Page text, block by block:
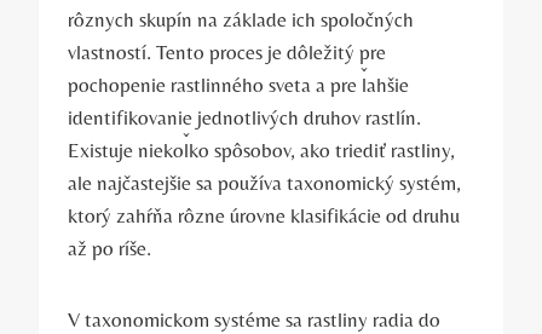
rôznych skupín na základe ich spoločných
vlastností. Tento proces je dôležitý pre
pochopenie rastlinného sveta a pre ľahšie
identifikovanie jednotlivých druhov rastlín.
Existuje niekoľko spôsobov, ako triediť rastliny,
ale najčastejšie sa používa taxonomický systém,
ktorý zahŕňa rôzne úrovne klasifikácie od druhu
až po ríše.
V taxonomickom systéme sa rastliny radia do